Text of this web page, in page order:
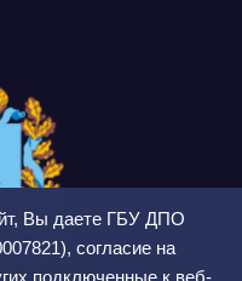
Вы даете ГБУ ДПО
согласие на